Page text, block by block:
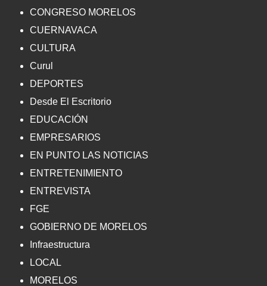
CONGRESO MORELOS
CUERNAVACA
CULTURA
Curul
DEPORTES
Desde El Escritorio
EDUCACIÓN
EMPRESARIOS
EN PUNTO LAS NOTICIAS
ENTRETENIMIENTO
ENTREVISTA
FGE
GOBIERNO DE MORELOS
Infraestructura
LOCAL
MORELOS